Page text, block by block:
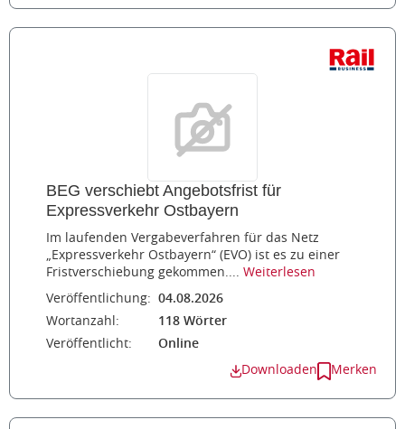
BEG verschiebt Angebotsfrist für
Expressverkehr Ostbayern
Im laufenden Vergabeverfahren für das Netz
„Expressverkehr Ostbayern“ (EVO) ist es zu einer
Fristverschiebung gekommen.... Weiterlesen
Veröffentlichung:
04.08.2026
Wortanzahl:
118 Wörter
Veröffentlicht:
Online
Downloaden Merken